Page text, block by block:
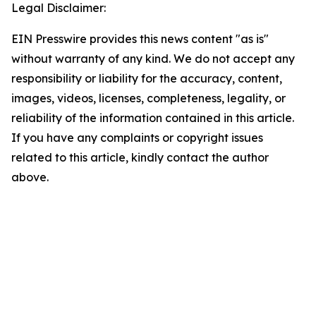
Legal Disclaimer:
EIN Presswire provides this news content "as is"
without warranty of any kind. We do not accept any
responsibility or liability for the accuracy, content,
images, videos, licenses, completeness, legality, or
reliability of the information contained in this article.
If you have any complaints or copyright issues
related to this article, kindly contact the author
above.